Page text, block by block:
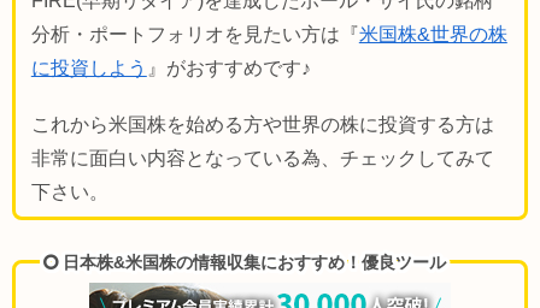
分析・ポートフォリオを見たい方は『米国株&世界の株
に投資しよう 』がおすすめです♪
これから米国株を始める方や世界の株に投資する方は
非常に面白い内容となっている為、チェックしてみて
下さい。
日本株&米国株の情報収集におすすめ！優良ツール